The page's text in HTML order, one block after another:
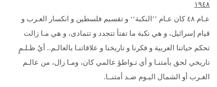
۱۹٤٨
عـام ٤٨ كان عـام ’’النكبة‘‘ و تقسيم فلسطين و انكسار العـرب و
قيام إسرائيل، و هي نكبة ما تفتأ تتجدد و تتمادى، و هي مـا زالت
تحكم حياتنا العربية و فكرنا و تاريخنا و علاقاتنـا بالعالـم.. أيُ ظـلـمٍ
تاريخي لحق بأمتنـا و أي تـواطؤ عالمي كان، ومـا زال، من عالـم
الغـرب أو الشمال اليـوم ضـد أمتنــا.